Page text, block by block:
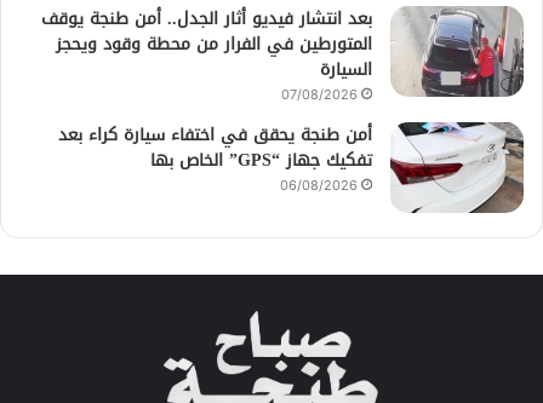
بعد انتشار فيديو أثار الجدل.. أمن طنجة يوقف
المتورطين في الفرار من محطة وقود ويحجز
السيارة
07/08/2026
أمن طنجة يحقق في اختفاء سيارة كراء بعد
تفكيك جهاز “GPS” الخاص بها
06/08/2026